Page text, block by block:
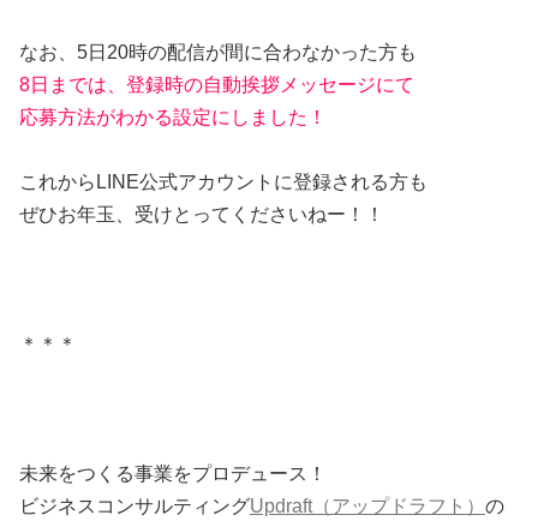
なお、5日20時の配信が間に合わなかった方も
8日までは、登録時の自動挨拶メッセージにて
応募方法がわかる設定にしました！
これからLINE公式アカウントに登録される方も
ぜひお年玉、受けとってくださいねー！！
＊＊＊
未来をつくる事業をプロデュース！
ビジネスコンサルティングUpdraft（アップドラフト） の